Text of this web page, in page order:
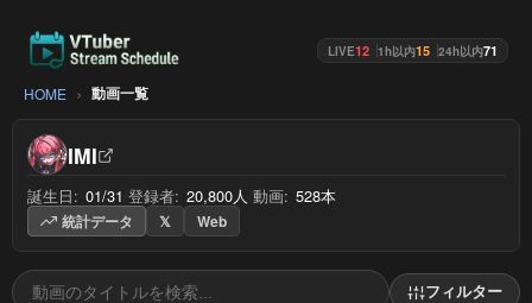
LIVE12 1h以内15 24h以内71
HOME 動画一覧
IMI
誕生日: 01/31 登録者: 20,800人 動画: 528本
統計データ 𝕏 Web
フィルター